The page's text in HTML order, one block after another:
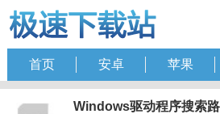
首页 安卓 苹果
Windows驱动程序搜索